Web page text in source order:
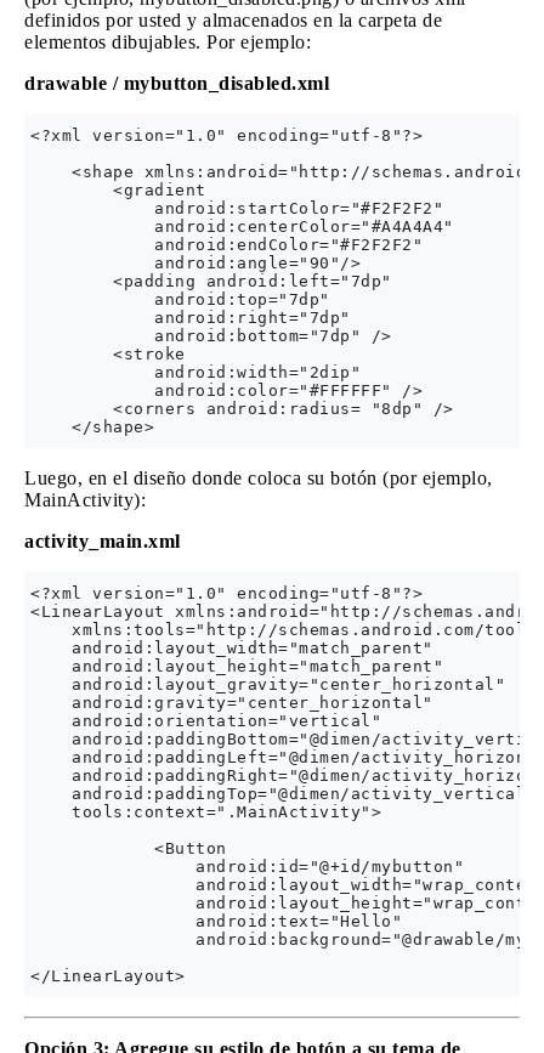
definidos por usted y almacenados en la carpeta de
elementos dibujables. Por ejemplo:
drawable / mybutton_disabled.xml
<?xml version="1.0" encoding="utf-8"?>
<shape xmlns:android="http://
        <gradient
            android:startColor="#F2F2F2"
            android:centerColor="#A4A4A4"
            android:endColor="#F2F2F2"
            android:angle="90"/>
        <padding android:left="7dp"
            android:top="7dp"
            android:right="7dp"
            android:bottom="7dp" />
        <stroke
            android:width="2dip"
            android:color="#FFFFFF" />
        <corners android:radius= "8dp" />
Luego, en el diseño donde coloca su botón (por ejemplo,
MainActivity):
activity_main.xml
<?xml version="1.0" encoding="utf-8"?>
<LinearLayout xmlns:android="http://
xmlns:tools="http://schemas.android.com/
    android:layout_width="match_parent"
    android:layout_height="match_parent"
    android:layout_gravity="center_horizontal"
    android:gravity="center_horizontal"
    android:orientation="vertical"
android:paddingBottom="@dimen/
android:paddingLeft="@dimen/
android:paddingRight="@dimen/
android:paddingTop="@dimen/
    tools:context=".MainActivity">
            <Button
                android:id="@+id/mybutton"
                android:text="Hello"
android:background="@drawable/
Opción 3: Agregue su estilo de botón a su tema de